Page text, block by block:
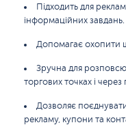
Підходить для
інформаційних завдань.
Допомагає охопити
Зручна для
торгових точках і
Дозволяє
рекламу, купони та